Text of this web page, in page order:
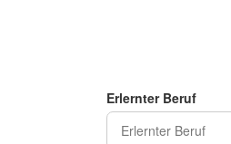
Erlernter Beruf